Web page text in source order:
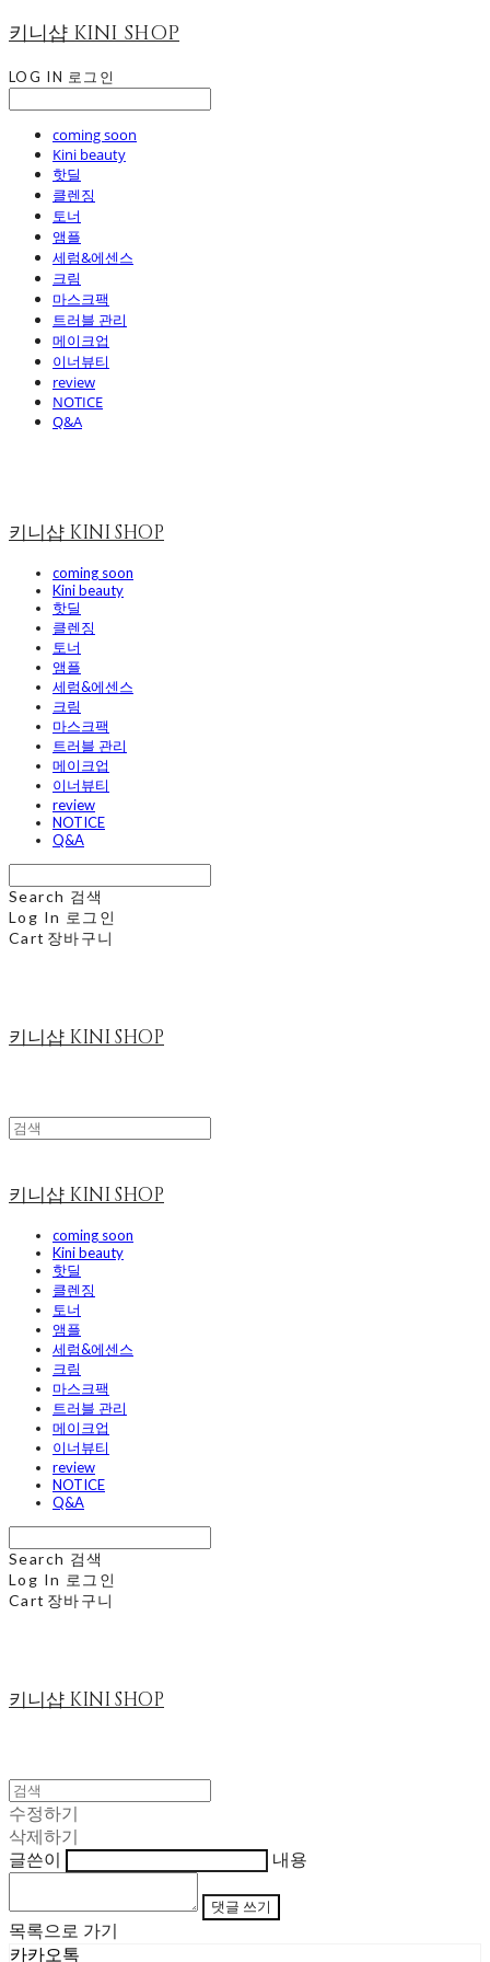
키니샵 KINI SHOP
LOG IN 로그인
coming soon
Kini beauty
핫딜
클렌징
토너
앰플
세럼&에센스
크림
마스크팩
트러블 관리
메이크업
이너뷰티
review
NOTICE
Q&A
키니샵 KINI SHOP
coming soon
Kini beauty
핫딜
클렌징
토너
앰플
세럼&에센스
크림
마스크팩
트러블 관리
메이크업
이너뷰티
review
NOTICE
Q&A
Search 검색
Log In 로그인
Cart 장바구니
키니샵 KINI SHOP
키니샵 KINI SHOP
coming soon
Kini beauty
핫딜
클렌징
토너
앰플
세럼&에센스
크림
마스크팩
트러블 관리
메이크업
이너뷰티
review
NOTICE
Q&A
Search 검색
Log In 로그인
Cart 장바구니
키니샵 KINI SHOP
수정하기
삭제하기
글쓴이
내용
댓글 쓰기
목록으로 가기
카카오톡